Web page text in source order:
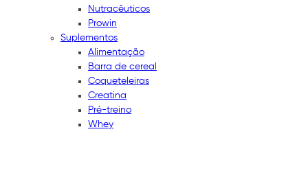
Nutracêuticos
Prowin
Suplementos
Alimentação
Barra de cereal
Coqueteleiras
Creatina
Pré-treino
Whey